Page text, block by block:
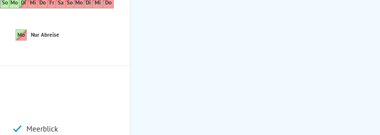
So Mo Di Mi Do Fr Sa So Mo Di Mi Do
Mo Nur Abreise
Meerblick